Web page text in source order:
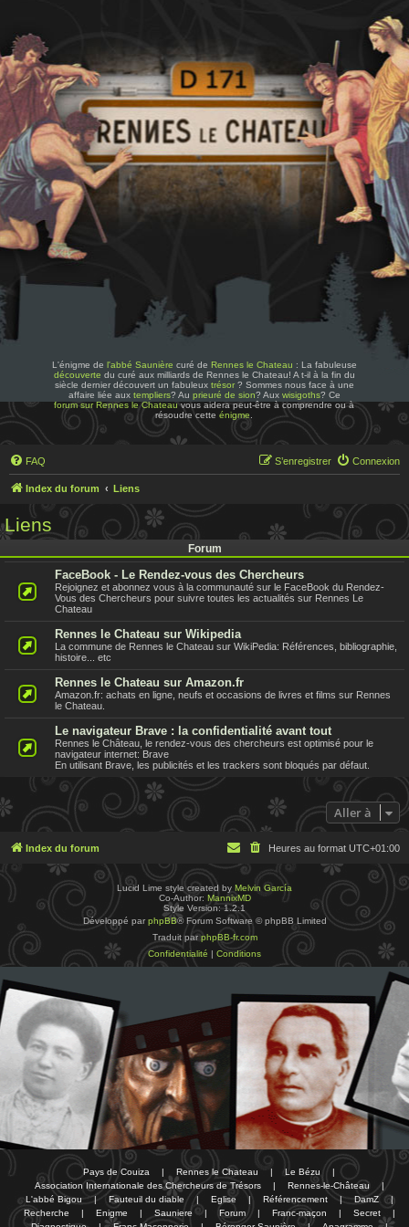
L'énigme de l'abbé Saunière curé de Rennes le Chateau : La fabuleuse
découverte du curé aux milliards de Rennes le Chateau! A t-il à la fin du
siècle dernier découvert un fabuleux trésor? Sommes nous face à une
affaire liée aux templiers? Au prieuré de sion? Aux wisigoths? Ce
forum sur Rennes le Chateauvous aidera peut-être à comprendre ou à
résoudre cetteénigme
FAQ Connexion
S’enregistrer
Index du forum Liens
Liens
Forum
FaceBook - Le Rendez-vous des Chercheurs
Rejoignez et abonnez vous à la communauté sur le FaceBook du Rendez-
Vous des Chercheurs pour suivre toutes les actualités sur Rennes Le
Chateau
Rennes le Chateau sur Wikipedia
La commune de Rennes le Chateau sur WikiPedia: Références, bibliographie,
histoire... etc
Rennes le Chateau sur Amazon.fr
Amazon.fr: achats en ligne, neufs et occasions de livres et films sur Rennes
le Chateau.
Le navigateur Brave : la confidentialité avant tout
Rennes le Château, le rendez-vous des chercheurs est optimisé pour le
navigateur internet: Brave
En utilisant Brave, les publicités et les trackers sont bloqués par défaut.
Aller à
Index du forum Heures au format UTC+01:00
Lucid Lime style created by Melvin García
Co-Author: MannixMD
Style Version: 1.2.1
Développé par phpBB® Forum Software © phpBB Limited
Traduit par phpBB-fr.com
Confidentialité | Conditions
Pays de Couiza | Rennes le Chateau | Le Bézu
|
Association Internationale des Chercheurs de Trésors
| Rennes-le-Château
|
L'abbé Bigou
| Fauteuil du diable | Eglise | Référencement | DamZ
|
Recherche
| Enigme | Sauniere | Forum | Franc-maçon | Secret
|